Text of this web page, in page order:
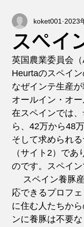
スペイ
koket001 2023
英国農業委員会
Heurtaのスペイ
なぜインテ生産
オールイン・オ
在スペインでは
ら、42万から48
そして求められ
（サイト2）で
のです。スペイ
応できるプロフ
に住む人たちか
ンに養豚は不要な